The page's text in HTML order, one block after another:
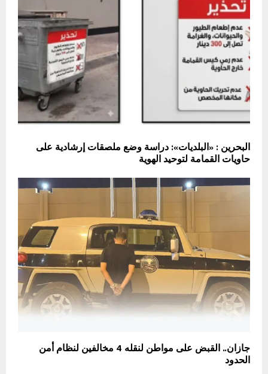
البحرين : «البلديات»: دراسة وضع ملصقات إرشادية على
حاويات القمامة لتوحيد الهوية
جازان.. القبض على مواطن لنقله 4 مخالفين لنظام أمن
الحدود